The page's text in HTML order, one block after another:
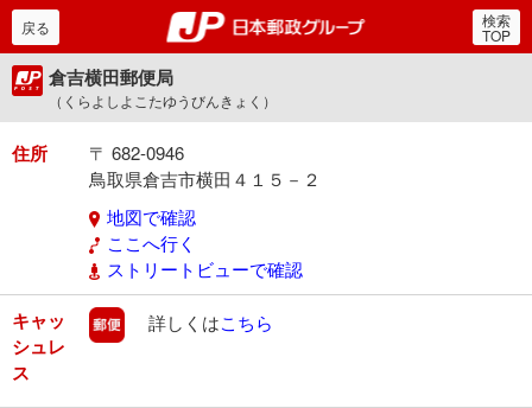
郵便局・日本郵政グルー
戻る 検索
TOP
倉吉横田郵便局
（くらよしよこたゆうびんきょく）
住所
〒 682-0946
鳥取県倉吉市横田４１５－２
地図で確認
ここへ行く
ストリートビューで確認
キャッ
シュレ
ス
郵便
詳しくはこちら